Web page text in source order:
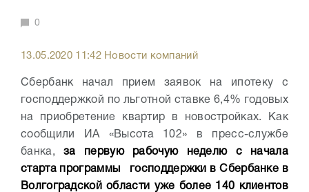
0
13.05.2020 11:42 Новости компаний
Сбербанк начал прием заявок на ипотеку с
господдержкой по льготной ставке 6,4% годовых
на приобретение квартир в новостройках. Как
сообщили ИА «Высота 102» в пресс-службе
банка,за первую рабочую неделю с начала
старта программы господдержки в Сбербанке в
Волгоградской области уже более 140 клиентов